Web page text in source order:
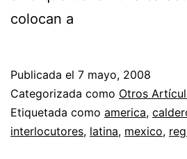
colocan a
Publicada el 7 mayo, 2008
Categorizada como Otros
Etiquetada como america,
interlocutores, latina, mexico,